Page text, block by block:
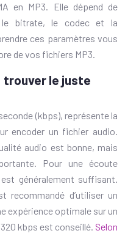
en MP3. Elle dépend de
le bitrate, le codec et la
ces paramètres vous
de vos fichiers MP3.
trouver le juste
(kbps), représente la
encoder un fichier audio.
audio est bonne, mais
Pour une écoute
généralement suffisant.
recommandé d’utiliser un
expérience optimale sur un
kbps est conseillé. Selon